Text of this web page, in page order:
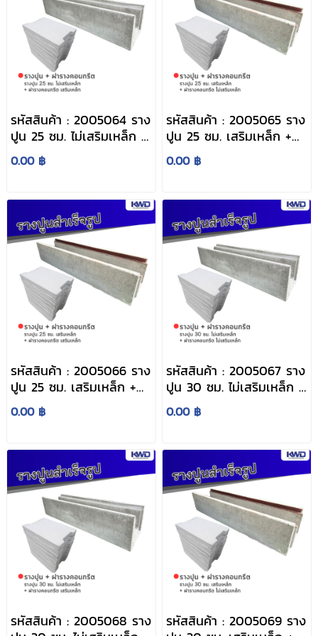
รหัสสินค้า : 2005064 ราง
ปูน 25 ซม. ไม่เสริมเหล็ก +
ฝารางคอนกรีต เสริมเหล็ก
0.00 ฿
รหัสสินค้า : 2005065 ราง
ปูน 25 ซม. เสริมเหล็ก +
ฝารางคอนกรีต ไม่เสริม
เหล็ก
0.00 ฿
รหัสสินค้า : 2005066 ราง
ปูน 25 ซม. เสริมเหล็ก +
ฝารางคอนกรีต เสริมเหล็ก
0.00 ฿
รหัสสินค้า : 2005067 ราง
ปูน 30 ซม. ไม่เสริมเหล็ก +
ฝารางคอนกรีต ไม่เสริม
เหล็ก
0.00 ฿
รหัสสินค้า : 2005068 ราง
รหัสสินค้า : 2005069 ราง